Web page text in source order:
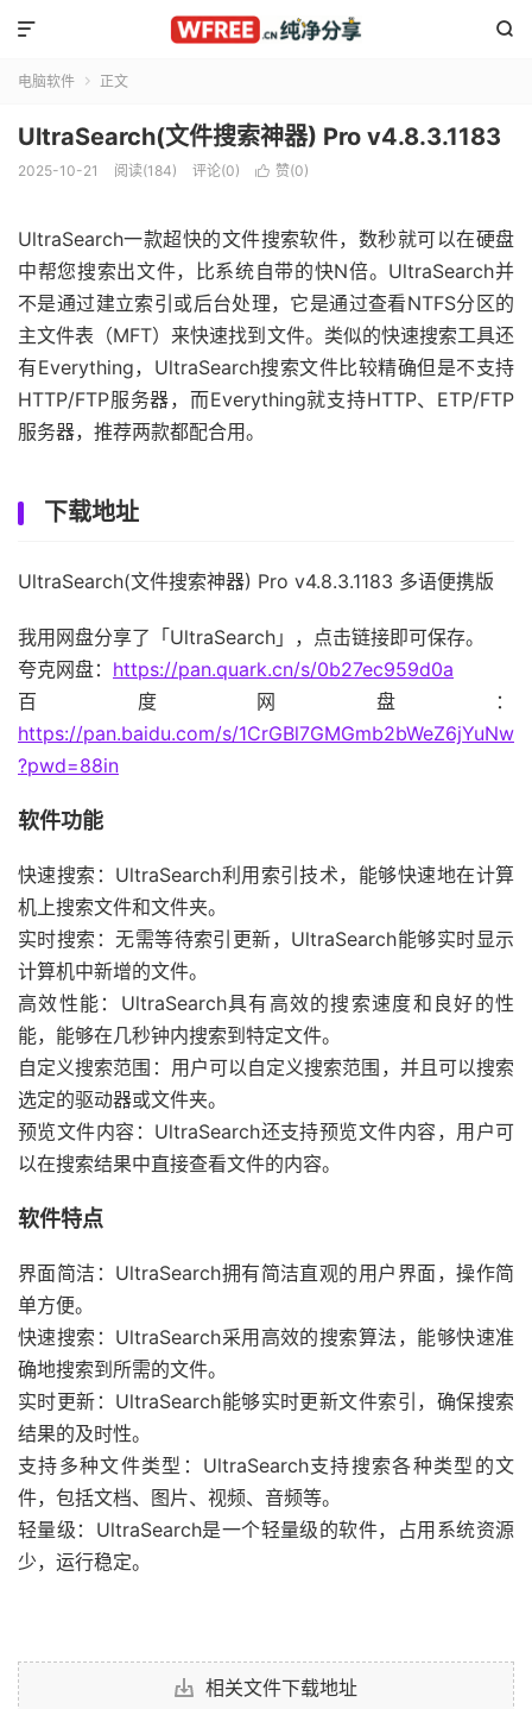


电脑软件  正文
UltraSearch(文件搜索神器) Pro v4.8.3.1183
2025-10-21 阅读(184) 评论(0)  赞(0)
UltraSearch一款超快的文件搜索软件，数秒就可以在硬盘
中帮您搜索出文件，比系统自带的快N倍。UltraSearch并
不是通过建立索引或后台处理，它是通过查看NTFS分区的
主文件表（MFT）来快速找到文件。类似的快速搜索工具还
有Everything，UltraSearch搜索文件比较精确但是不支持
HTTP/FTP服务器，而Everything就支持HTTP、ETP/FTP
服务器，推荐两款都配合用。
下载地址
UltraSearch(文件搜索神器) Pro v4.8.3.1183 多语便携版
我用网盘分享了「UltraSearch」，点击链接即可保存。
夸克网盘： https://pan.quark.cn/s/0b27ec959d0a
百度网盘：
https://pan.baidu.com/s/1CrGBl7GMGmb2bWeZ6jYuNw
?pwd=88in
软件功能
快速搜索：UltraSearch利用索引技术，能够快速地在计算
机上搜索文件和文件夹。
实时搜索：无需等待索引更新，UltraSearch能够实时显示
计算机中新增的文件。
高效性能：UltraSearch具有高效的搜索速度和良好的性
能，能够在几秒钟内搜索到特定文件。
自定义搜索范围：用户可以自定义搜索范围，并且可以搜索
选定的驱动器或文件夹。
预览文件内容：UltraSearch还支持预览文件内容，用户可
以在搜索结果中直接查看文件的内容。
软件特点
界面简洁：UltraSearch拥有简洁直观的用户界面，操作简
单方便。
快速搜索：UltraSearch采用高效的搜索算法，能够快速准
确地搜索到所需的文件。
实时更新：UltraSearch能够实时更新文件索引，确保搜索
结果的及时性。
支持多种文件类型：UltraSearch支持搜索各种类型的文
件，包括文档、图片、视频、音频等。
轻量级：UltraSearch是一个轻量级的软件，占用系统资源
少，运行稳定。
相关文件下载地址